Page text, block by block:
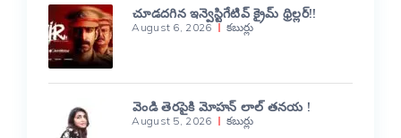
చూడదగిన ఇన్వెస్టిగేటివ్ క్రైమ్ థ్రిల్లర్!!
August 6, 2026 కబుర్లు
వెండి తెరపైకి మోహన్ లాల్ తనయ !
August 5, 2026 కబుర్లు